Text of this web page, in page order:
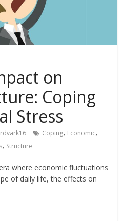
on
Coping
Stress
Coping, Economic,
, Structure
where economic fluctuations
of daily life, the effects on